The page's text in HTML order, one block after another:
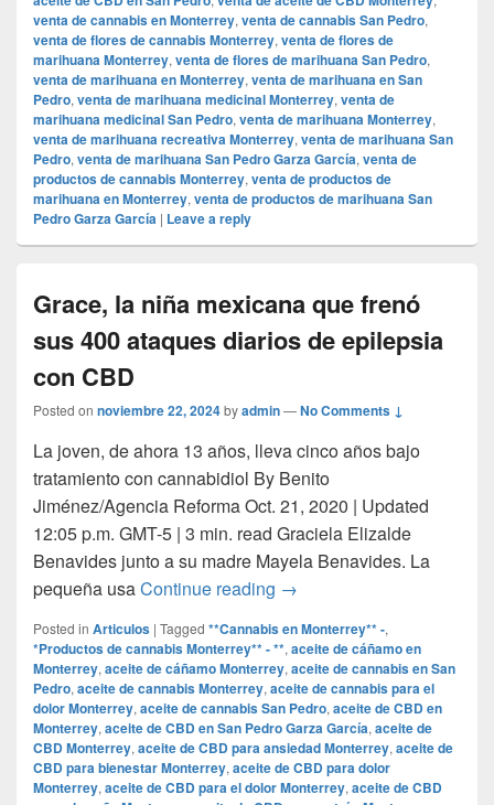
venta de cannabis en Monterrey, venta de cannabis San Pedro,
venta de flores de cannabis Monterrey, venta de flores de
marihuana Monterrey, venta de flores de marihuana San Pedro,
venta de marihuana en Monterrey, venta de marihuana en San
Pedro, venta de marihuana medicinal Monterrey, venta de
marihuana medicinal San Pedro, venta de marihuana Monterrey,
venta de marihuana recreativa Monterrey, venta de marihuana San
Pedro, venta de marihuana San Pedro Garza García, venta de
productos de cannabis Monterrey, venta de productos de
marihuana en Monterrey, venta de productos de marihuana San
Pedro Garza García | Leave a reply
Grace, la niña mexicana que frenó
sus 400 ataques diarios de epilepsia
con CBD
Posted on noviembre 22, 2024byadmin—No Comments ↓
La joven, de ahora 13 años, lleva cinco años bajo
tratamiento con cannabidiol By Benito
Jiménez/Agencia Reforma Oct. 21, 2020 | Updated
12:05 p.m. GMT-5 | 3 min. read Graciela Elizalde
Benavides junto a su madre Mayela Benavides. La
pequeña usaContinue reading Grace, la niña mexicana
→
Posted in Articulos | Tagged **Cannabis en Monterrey** -,
*Productos de cannabis Monterrey** - **, aceite de cáñamo en
Monterrey, aceite de cáñamo Monterrey, aceite de cannabis en San
Pedro, aceite de cannabis Monterrey, aceite de cannabis para el
dolor Monterrey, aceite de cannabis San Pedro, aceite de CBD en
Monterrey, aceite de CBD en San Pedro Garza García, aceite de
CBD Monterrey, aceite de CBD para ansiedad Monterrey, aceite de
CBD para bienestar Monterrey, aceite de CBD para dolor
Monterrey, aceite de CBD para el dolor Monterrey, aceite de CBD